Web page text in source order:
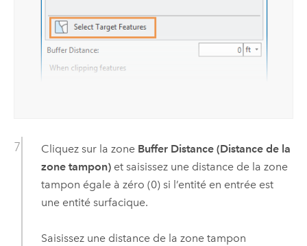
Cliquez sur la zone Buffer Distance (Distance de la
zone tampon)et saisissez une distance de la zone
tampon égale à zéro (0) si l’entité en entrée est
une entité surfacique.
Saisissez une distance de la zone tampon